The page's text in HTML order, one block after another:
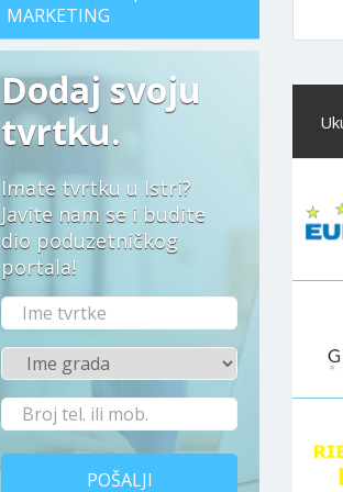
MARKETING
Dodaj svoju
tvrtku.
Imate tvrtku u Istri?
Javite nam se i budite
dio poduzetničkog
portala!
POŠALJI